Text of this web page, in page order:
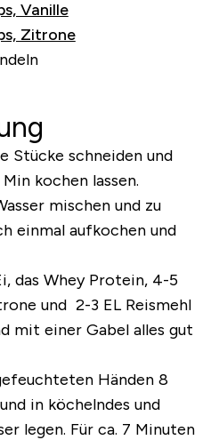
Vanille
Zitrone
Stücke schneiden und
kochen lassen.
mischen und zu
einmal aufkochen und
das Whey Protein, 4-5
und 2-3 EL Reismehl
mit einer Gabel alles gut
Händen 8
in köchelndes und
legen. Für ca. 7 Minuten